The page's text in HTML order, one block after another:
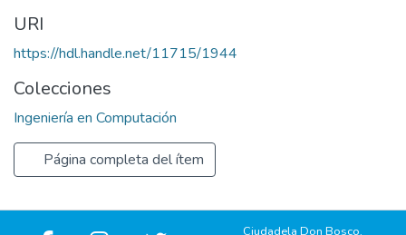
URI
https://hdl.handle.net/11715/1944
Colecciones
Ingeniería en Computación
Página completa del ítem
Ciudadela Don Bosco,